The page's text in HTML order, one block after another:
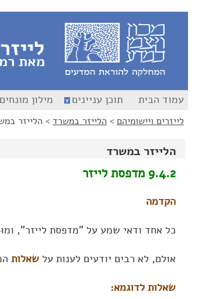
מאת
עמוד הבית תוכן עניינים מילון מונחים
לייזרים ויישומיהם > הלייזר במשרד > הלייזר
הלייזר במשרד
9.4.2 מדפסת לייזר
הקדמה
כל אחד ודאי שמע על "מדפסת לייזר",
אולם, לא רבים יודעים לענות על שאלות
שאלות לדוגמא: